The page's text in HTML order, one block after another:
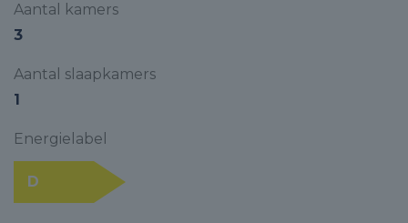
Aantal kamers
3
Aantal slaapkamers
1
Energielabel
D